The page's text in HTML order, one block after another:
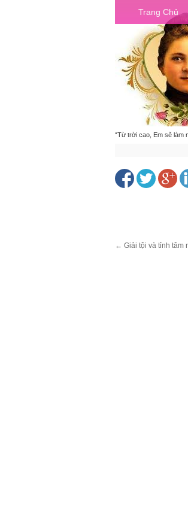
“Từ trời cao, Em sẽ làm
Trang Chủ
Lớp
» Các
← Giải tội và tỉnh tâm